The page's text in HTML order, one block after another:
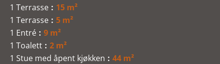
1 Terrasse
15 m²
1 Terrasse
5 m²
1 Entré
9 m²
1 Toalett
2 m²
1 Stue med åpent kjøkken
44 m²